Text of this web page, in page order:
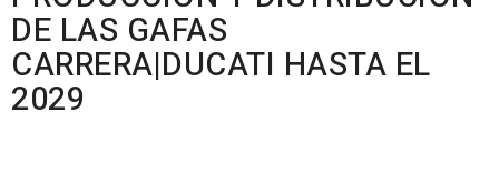
DE LAS GAFAS
CARRERA|DUCATI HASTA EL
2029